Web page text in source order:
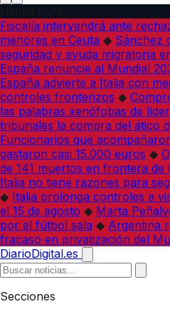
Fiscalía intervendrá ante
menores en Ceuta ◆ Sánchez
seguridad y ayuda migratoria
España renuncie al Mundial
España advierte a Italia con
controles fronterizos ◆
las palabras xenófobas de
tribunales la compra del ático
Funcionarios que
gastaron casi 15.000 euros ◆
de 141 muertos en frontera de
Italia no tiene razones para
◆ Italia prolonga controles a
el 15 de agosto ◆ Marta
por el fútbol sala ◆ Argentina
fracaso en privatización del
DiarioDigital.es
Secciones